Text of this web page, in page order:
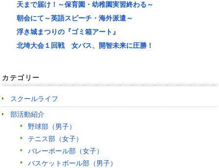
天まで届け！～保育園・幼稚園実習終わる～
朝会にて～英語スピーチ・海外派遣～
浮き城まつりの『ゴミ箱アート』
北埼大会１回戦 女バス、開智未来に圧勝！
カテゴリー
スクールライフ
部活動紹介
野球部（男子）
テニス部（女子）
バレーボール部（女子）
バスケットボール部（男子）